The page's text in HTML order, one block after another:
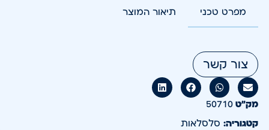
מפרט טכני תיאור המוצר
צור קשר
מק״ט 50710
קטגוריה: סלסלאות